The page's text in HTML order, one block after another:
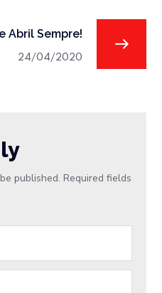
Abril Sempre!
24/04/2020
published. Required fields